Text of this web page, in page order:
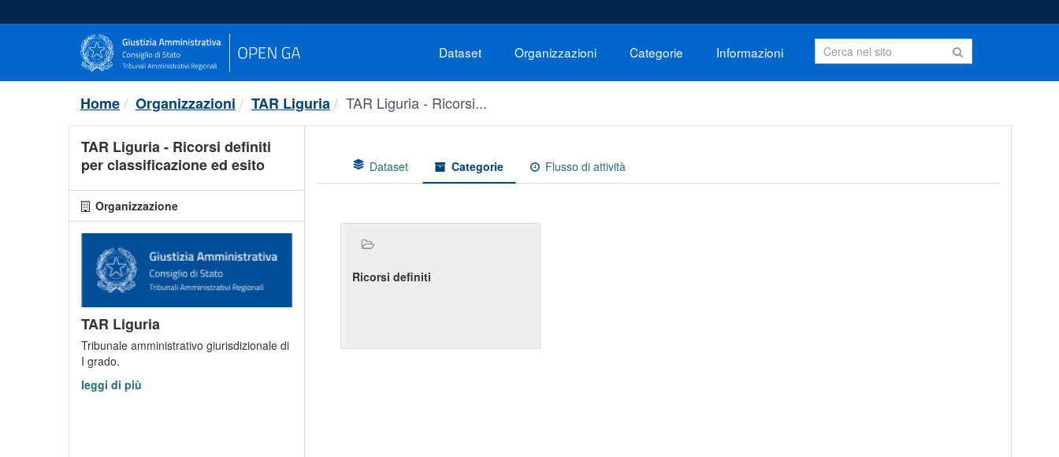
al
Dataset Organizzazioni Categorie Informazioni
Home Organizzazioni TAR Liguria TAR Liguria - Ricorsi...
TAR Liguria - Ricorsi definiti
per classificazione ed esito
Organizzazione
TAR Liguria
Tribunale amministrativo giurisdizionale di
I grado.
leggi di più
Dataset Categorie Flusso di attività
Ricorsi definiti